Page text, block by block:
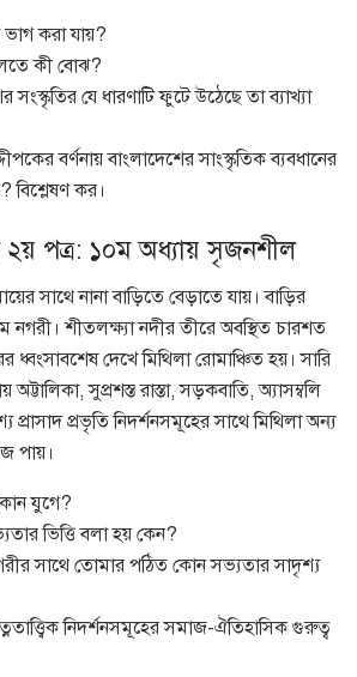
করা যায়?
কী বোঝ?
সংস্কৃতির যে ধারণাটি ফুটে উঠেছে তা ব্যাখ্যা
বর্ণনায় বাংলাদেশের সাংস্কৃতিক ব্যবধানের
বিশ্লেষণ কর।
২য় পত্র: ১০ম অধ্যায় সৃজনশীল
সাথে নানা বাড়িতে বেড়াতে যায়। বাড়ির
নগরী। শীতলক্ষ্যা নদীর তীরে অবস্থিত চারশত
ধ্বংসাবশেষ দেখে মিথিলা রোমাঞ্চিত হয়। সারি
সুপ্রশস্ত রাস্তা, সড়কবাতি, অ্যাসম্বলি
প্রভৃতি নিদর্শনসমূহের সাথে মিথিলা অন্য
পায়।
যুগে?
ভিত্তি বলা হয় কেন?
সাথে তোমার পঠিত কোন সভ্যতার সাদৃশ্য
নিদর্শনসমূহের সমাজ-ঐতিহাসিক গুরুত্ব